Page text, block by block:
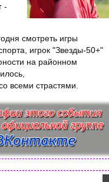
-
смотреть игры
игрок "Звезды-50+"
на районном
всеми страстями.